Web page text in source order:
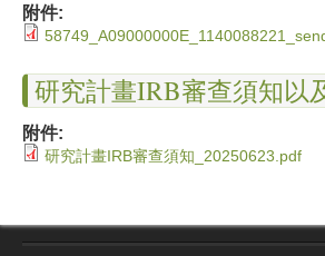
附件:
研究計畫IRB審查須知以
附件:
研究計畫IRB審查須知_20250623.pdf